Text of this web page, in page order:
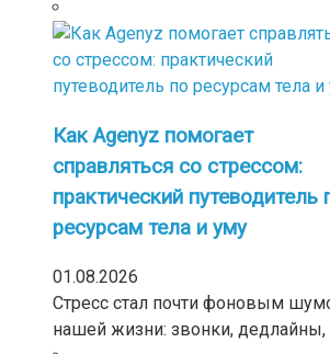
Как Agenyz помогает
справляться со стрессом:
практический путеводитель
ресурсам тела и уму
01.08.2026
Стресс стал почти фоновым
нашей жизни: звонки, дедлайны,